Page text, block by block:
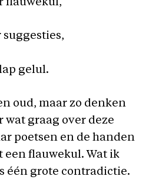
flauwekul,
gelul.
oud, maar zo denken
wat graag over deze
poetsen en de handen
een flauwekul. Wat ik
één grote contradictie.